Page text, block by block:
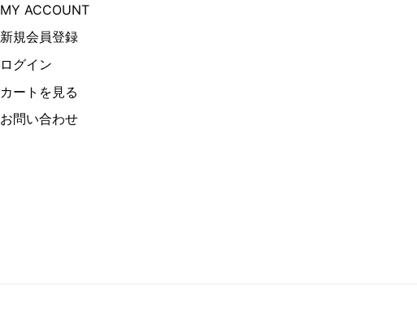
MY ACCOUNT
新規会員登録
ログイン
カートを見る
お問い合わせ